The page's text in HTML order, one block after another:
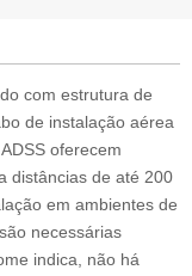
com estrutura de
de instalação aérea
oferecem
distâncias de até 200
em ambientes de
necessárias
indica, não há